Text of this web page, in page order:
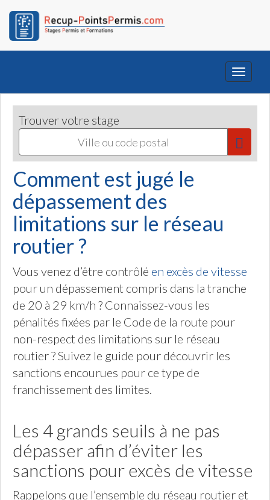
Toggle
Trouver votre stage
Comment est jugé le
dépassement des
limitations sur le réseau
routier ?
Vous venez d’être contrôlé en excès de vitesse
pour un dépassement compris dans la tranche
de 20 à 29 km/h ? Connaissez-vous les
pénalités fixées par le Code de la route pour
non-respect des limitations sur le réseau
routier ? Suivez le guide pour découvrir les
sanctions encourues pour ce type de
franchissement des limites.
Les 4 grands seuils à ne pas
dépasser afin d’éviter les
sanctions pour excès de vitesse
Rappelons que l’ensemble du réseau routier et